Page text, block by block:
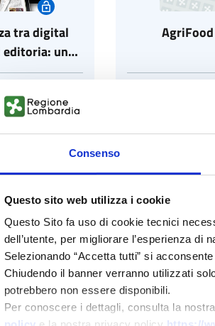
Consenso
Questo sito web utilizza i cookie
Questo Sito fa uso di cookie tecnici
dell’utente, per migliorare l’esperienza di
Selezionando “Accetta tutti” si
Chiudendo il banner verranno utilizzati
potrebbero non essere disponibili.
Per conoscere i dettagli, consulta la
tra digital
editoria: un
modi di
sostenibilità
TripleA -
della filiera
applicazioni
valutazione
VISITA LA